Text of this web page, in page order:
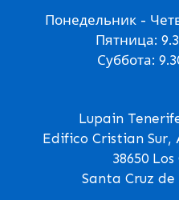
Понедельник -
Пятница:
Суббота:
Lupain
Edifico Cristian Sur,
38650
Santa Cruz